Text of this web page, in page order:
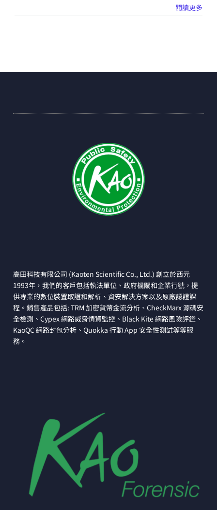
閱讀更多
高田科技有限公司 (Kaoten Scientific Co., Ltd.) 創立於西元
1993年，我們的客戶包括執法單位、政府機關和企業行號，提
供專業的數位裝置取證和解析、資安解決方案以及原廠認證課
程。銷售產品包括: TRM 加密貨幣金流分析、CheckMarx 源碼安
全檢測、Cypex 網路威脅情資監控、Black Kite 網路風險評鑑、
KaoQC 網路封包分析、Quokka 行動 App 安全性測試等等服
務。